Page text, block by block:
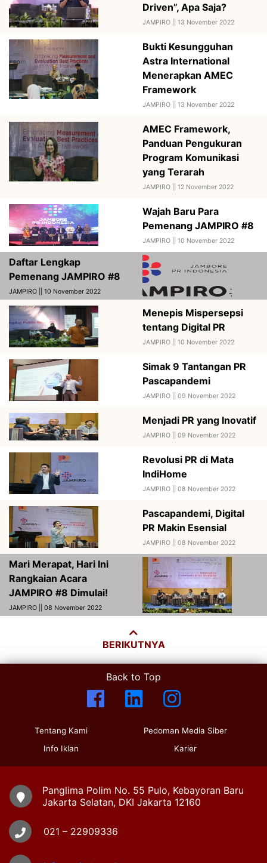
Driven”, Apa Saja?
JAMPIRO || 13 November 2022
Bukti Kesungguhan
Astra International
Menerapkan AMEC
Framework
JAMPIRO || 13 November 2022
AMEC Framework,
Panduan Pengukuran
Program Komunikasi
yang Terarah
JAMPIRO || 12 November 2022
Wajah Baru Para
Pemenang JAMPIRO #8
JAMPIRO || 10 November 2022
Daftar Lengkap
Pemenang JAMPIRO #8
JAMPIRO || 10 November 2022
Menepis Mispersepsi
tentang Digital PR
JAMPIRO || 10 November 2022
Simak 9 Tantangan PR
Pascapandemi
JAMPIRO || 09 November 2022
Menjadi PR yang Inovatif
JAMPIRO || 09 November 2022
Revolusi PR di Mata
IndiHome
JAMPIRO || 08 November 2022
Pascapandemi, Digital
PR Makin Esensial
JAMPIRO || 08 November 2022
Mari Merapat, Hari Ini
Rangkaian Acara
JAMPIRO #8 Dimulai!
JAMPIRO || 08 November 2022
BERIKUTNYA
Back to Top
Tentang Kami
Info Iklan
Pedoman Media Siber
Karier
Panglima Polim No. 55 Pulo, Kebayoran Baru
Jakarta Selatan, DKI Jakarta 12160
021 – 22909336